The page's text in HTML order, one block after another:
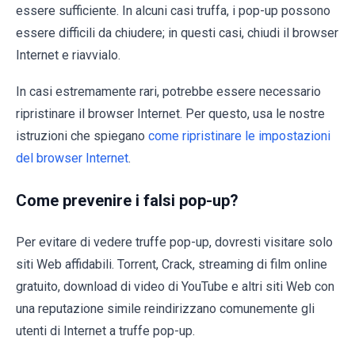
essere sufficiente. In alcuni casi truffa, i pop-up possono
essere difficili da chiudere; in questi casi, chiudi il browser
Internet e riavvialo.
In casi estremamente rari, potrebbe essere necessario
ripristinare il browser Internet. Per questo, usa le nostre
istruzioni che spiegano come ripristinare le impostazioni
del browser Internet.
Come prevenire i falsi pop-up?
Per evitare di vedere truffe pop-up, dovresti visitare solo
siti Web affidabili. Torrent, Crack, streaming di film online
gratuito, download di video di YouTube e altri siti Web con
una reputazione simile reindirizzano comunemente gli
utenti di Internet a truffe pop-up.